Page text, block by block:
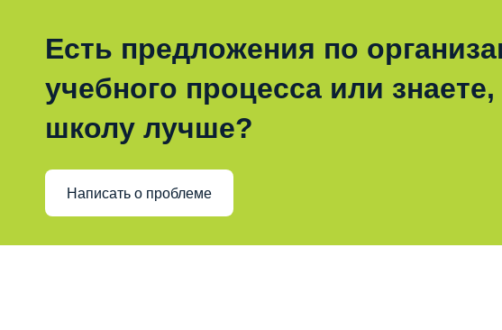
Есть предложения по
учебного процесса или знаете,
школу лучше?
Написать о проблеме